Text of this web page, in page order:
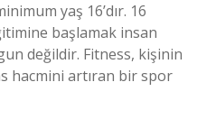
yaş 16’dır. 16
başlamak insan
değildir. Fitness, kişinin
hacmini artıran bir spor